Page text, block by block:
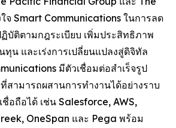
จ Smart Communications ในการลด
บัติตามกฎระเบียบ เพิ่มประสิทธิภาพ
ทุน และเร่งการเปลี่ยนแปลงสู่ดิจิทัล
มีตัวเชื่อมต่อสำเร็จรูป
สามารถผสานการทำงานได้อย่างราบ
อถือได้ เช่น Salesforce, AWS,
OneSpan และ Pega พร้อม